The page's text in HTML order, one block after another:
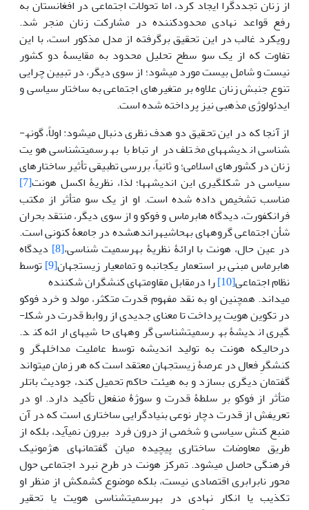
از زنان تجددگرا ایجاد کرد، اما تحولات اجتماعی در افغانستان به
رفع قواعد نهادی محدودکننده در مشارکت زنان منجر شد.
رویکرد غالب در این تحقیق برگرفته از مدل مذکور است، با این
تفاوت که از یک سو سطح تحلیل محدود به مقایسۀ دو کشور
نیست و شامل بیست مورد می­شود؛ از سوی دیگر، در تبیین چرایی
تنوع جنبش زنان علاوه بر متغیرهای اجتماعی به ساختار سیاسی و
ایدئولوژی مذهبی نیز پرداخته شده است.
از آنجا که در این تحقیق دو هدف نظری دنبال می­شود: اولاً، گونه­
شناسی اندیشه­های مختلف در ارتباط با به‏رسمیت­شناسی هویت
زنان در کشورهای اسلامی؛ و ثانیاً، بررسی تطبیقی تأثیر ساختارهای
سیاسی در شکل­گیری این اندیشه­ها؛ لذا، نظریۀ اکسل هونت[7]
مناسب تشخیص داده شده است. او از یک سو متأثر از مکتب
فرانکفورت، دیدگاه هابرماس و فوکو و از سوی دیگر، منتقد بحران
شأن اجتماعی گروه­های به‏حاشیه­‏رانده‏شده در جامعۀ کنونی است.
در عین حال، هونت با ارائۀ نظریۀ به­رسمیت شناسی،[8]
دیدگاه
هابرماس مبنی بر استعمار یک­جانبه و تمام‏عیار زیست‏جهان[9] توسط
نظام اجتماعی[10]
را درمقابل مقاومت­های کنشگران شکننده
می­داند. همچنین او به نقد مفهوم قدرت متکثر، مولد و خرد فوکو
در تکوین هویت پرداخت تا معنای جدیدی از روابط قدرت در شکل­
گیری اندیشۀ به­رسمیت­شناسی گروه­های حاشیه­ای ارائه کند.
درحالی­که هونت به تولید اندیشه توسط عاملیت مداخله­گر و
کنشگرِ فعال در عرصۀ زیست­جهان معتقد است که هر زمان می­تواند
گفتمان دیگری بسازد و به هیئت حاکم تحمیل کند، جودیث باتلر
متأثر از فوکو بر سلطۀ قدرت و سوژۀ منفعل تأکید دارد. او در
تعریفش از قدرت دچار نوعی بنیادگرایی ساختاری است که در آن
منبع کنش سیاسی و شخصی از درون فرد بیرون نمی­آید، بلکه از
طریق معاوضات ساختاری پیچیده میان گفتمان­های هژمونیک
فرهنگی حاصل می­شود. تمرکز هونت در طرح نبرد اجتماعی حول
محور نابرابری اقتصادی نیست، بلکه موضوع کشمکش از منظر او
تکذیب یا انکار نهادی در به‏رسمیت‏شناسی هویت یا تحقیر